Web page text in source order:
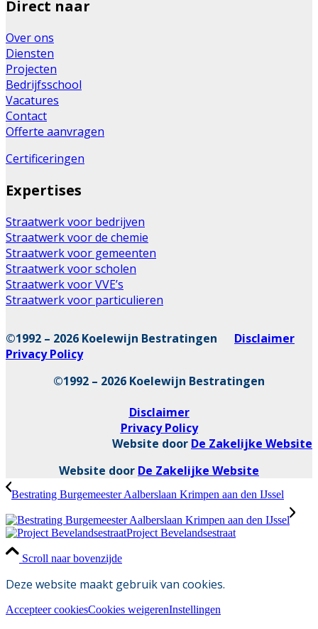
Direct naar
Over ons
Diensten
Projecten
Bedrijfsschool
Vacatures
Contact
Offerte aanvragen
Certificeringen
Expertises
Straatwerk voor bedrijven
Straatwerk voor de chemie
Straatwerk voor gemeenten
Straatwerk voor scholen
Straatwerk voor VVE’s
Straatwerk voor particulieren
©1992 – 2026 Koelewijn Bestratingen Disclaimer
Privacy Policy
©1992 – 2026 Koelewijn Bestratingen
Disclaimer
Privacy Policy
Website door De Zakelijke Website
Website door De Zakelijke Website
Bestrating Burgemeester Aalberslaan Krimpen aan den IJssel
Project Bevelandsestraat
Scroll naar bovenzijde
Deze website maakt gebruik van cookies.
Accepteer cookiesCookies weigerenInstellingen